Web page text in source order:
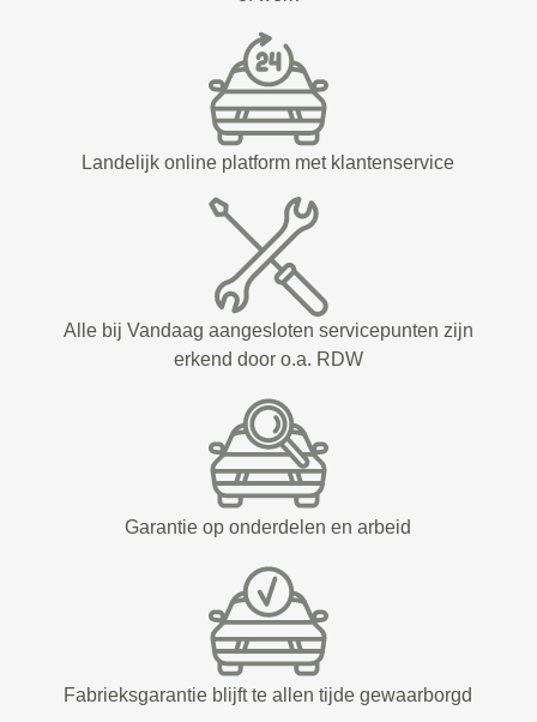
Landelijk online platform met klantenservice
Alle bij Vandaag aangesloten servicepunten zijn
erkend door o.a. RDW
Garantie op onderdelen en arbeid
Fabrieksgarantie blijft te allen tijde gewaarborgd